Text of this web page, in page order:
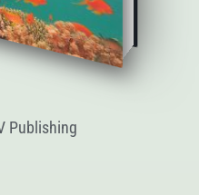
Publishing